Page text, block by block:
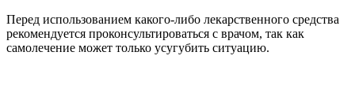
Перед использованием какого-либо лекарственного средства
рекомендуется проконсультироваться с врачом, так как
самолечение может только усугубить ситуацию.